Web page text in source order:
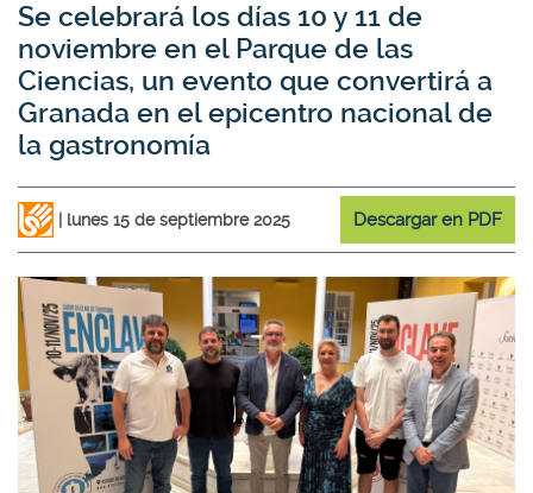
Se celebrará los días 10 y 11 de
noviembre en el Parque de las
Ciencias, un evento que convertirá a
Granada en el epicentro nacional de
la gastronomía
lunes 15 de septiembre 2025 Descargar en PDF